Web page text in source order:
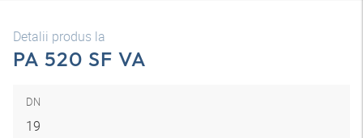
Detalii produs la
PA 520 SF VA
DN
19